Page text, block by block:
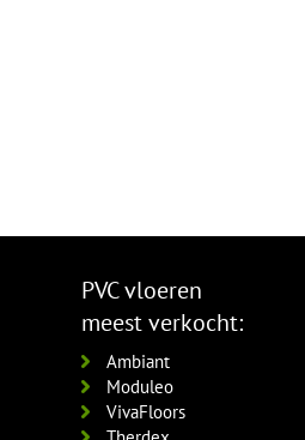
PVC vloeren
meest verkocht:
Ambiant
Moduleo
VivaFloors